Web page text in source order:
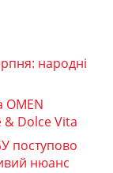
народні
OMEN
& Dolce Vita
поступово
нюанс